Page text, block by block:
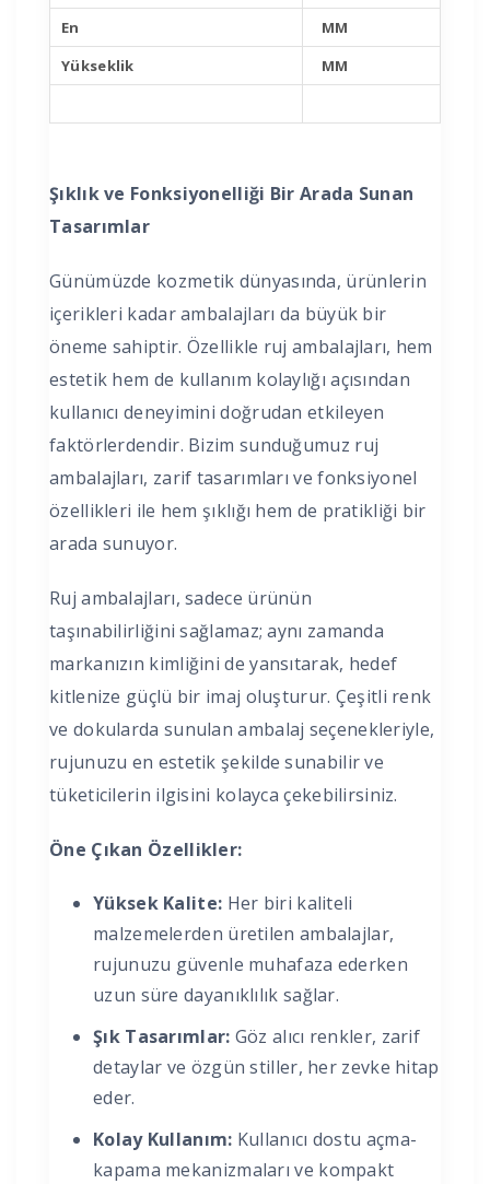
En
MM
Yükseklik
MM
Şıklık ve Fonksiyonelliği Bir Arada Sunan
Tasarımlar
Günümüzde kozmetik dünyasında, ürünlerin
içerikleri kadar ambalajları da büyük bir
öneme sahiptir. Özellikle ruj ambalajları, hem
estetik hem de kullanım kolaylığı açısından
kullanıcı deneyimini doğrudan etkileyen
faktörlerdendir. Bizim sunduğumuz ruj
ambalajları, zarif tasarımları ve fonksiyonel
özellikleri ile hem şıklığı hem de pratikliği bir
arada sunuyor.
Ruj ambalajları, sadece ürünün
taşınabilirliğini sağlamaz; aynı zamanda
markanızın kimliğini de yansıtarak, hedef
kitlenize güçlü bir imaj oluşturur. Çeşitli renk
ve dokularda sunulan ambalaj seçenekleriyle,
rujunuzu en estetik şekilde sunabilir ve
tüketicilerin ilgisini kolayca çekebilirsiniz.
Öne Çıkan Özellikler:
Yüksek Kalite: Her biri kaliteli
malzemelerden üretilen ambalajlar,
rujunuzu güvenle muhafaza ederken
uzun süre dayanıklılık sağlar.
Şık Tasarımlar: Göz alıcı renkler, zarif
detaylar ve özgün stiller, her zevke hitap
eder.
Kolay Kullanım: Kullanıcı dostu açma-
kapama mekanizmaları ve kompakt